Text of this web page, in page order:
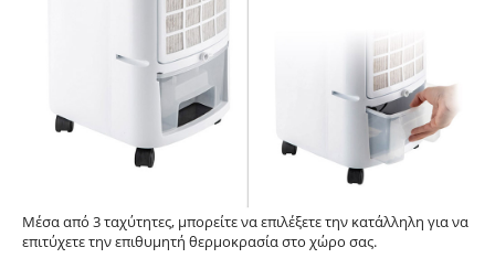
Μέσα από 3 ταχύτητες, μπορείτε να επιλέξετε την κατάλληλη για να
επιτύχετε την επιθυμητή θερμοκρασία στο χώρο σας.